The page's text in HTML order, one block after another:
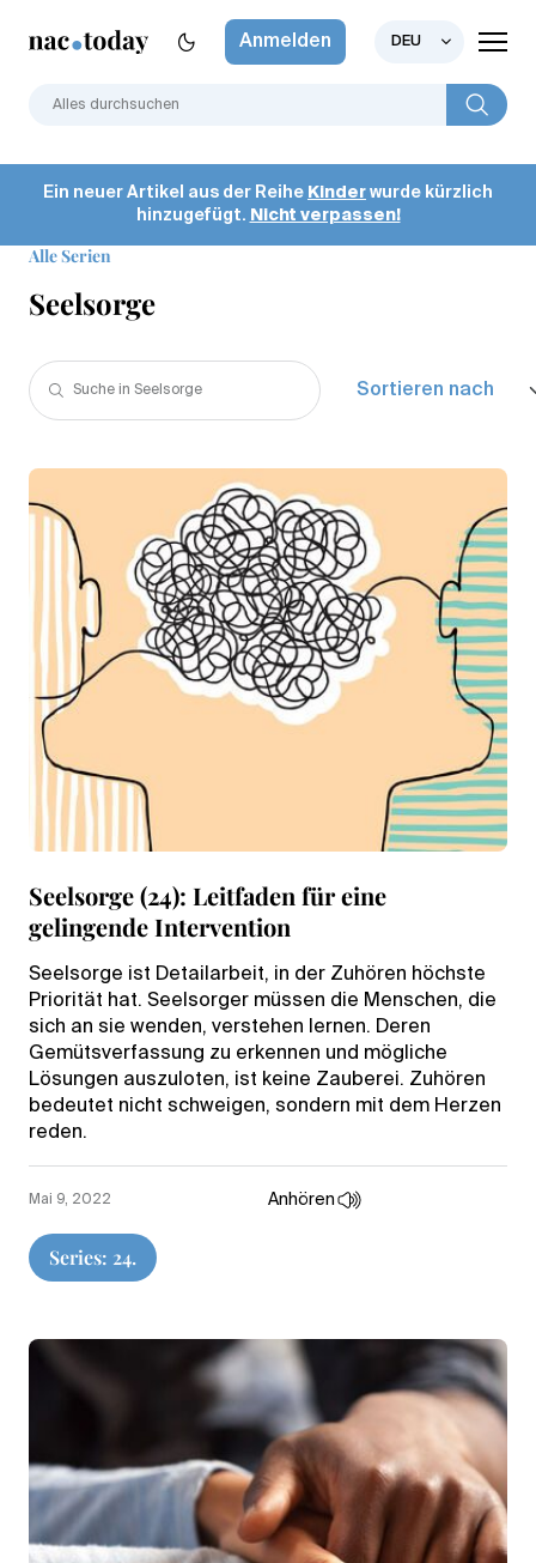
Anmelden DEU
Ein neuer Artikel aus der Reihe Kinder wurde kürzlich
hinzugefügt. Nicht verpassen!
Alle Serien
Seelsorge
Seelsorge (24): Leitfaden für eine
gelingende Intervention
Seelsorge ist Detailarbeit, in der Zuhören höchste
Priorität hat. Seelsorger müssen die Menschen, die
sich an sie wenden, verstehen lernen. Deren
Gemütsverfassung zu erkennen und mögliche
Lösungen auszuloten, ist keine Zauberei. Zuhören
bedeutet nicht schweigen, sondern mit dem Herzen
reden.
Series: 24.
Mai 9, 2022 Anhören